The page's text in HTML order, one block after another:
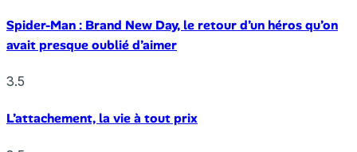
Spider-Man : Brand New Day, le retour d’un héros qu’on
avait presque oublié d’aimer
3.5
L’attachement, la vie à tout prix